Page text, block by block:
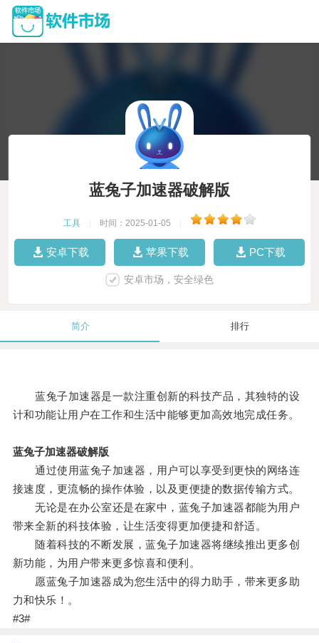
蓝兔子加速器破解版
工具 时间：2025-01-05
安卓下载 苹果下载 PC下载
安卓市场，安全绿色
简介 排行
蓝兔子加速器是一款注重创新的科技产品，其独特的设
计和功能让用户在工作和生活中能够更加高效地完成任务。
蓝兔子加速器破解版
通过使用蓝兔子加速器，用户可以享受到更快的网络连
接速度，更流畅的操作体验，以及更便捷的数据传输方式。
无论是在办公室还是在家中，蓝兔子加速器都能为用户
带来全新的科技体验，让生活变得更加便捷和舒适。
随着科技的不断发展，蓝兔子加速器将继续推出更多创
新功能，为用户带来更多惊喜和便利。
愿蓝兔子加速器成为您生活中的得力助手，带来更多助
力和快乐！。
#3#